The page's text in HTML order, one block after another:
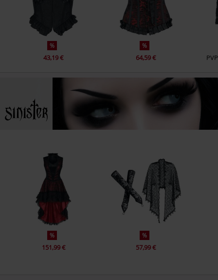
%
43,19 €
%
64,59 €
%
151,99 €
%
57,99 €